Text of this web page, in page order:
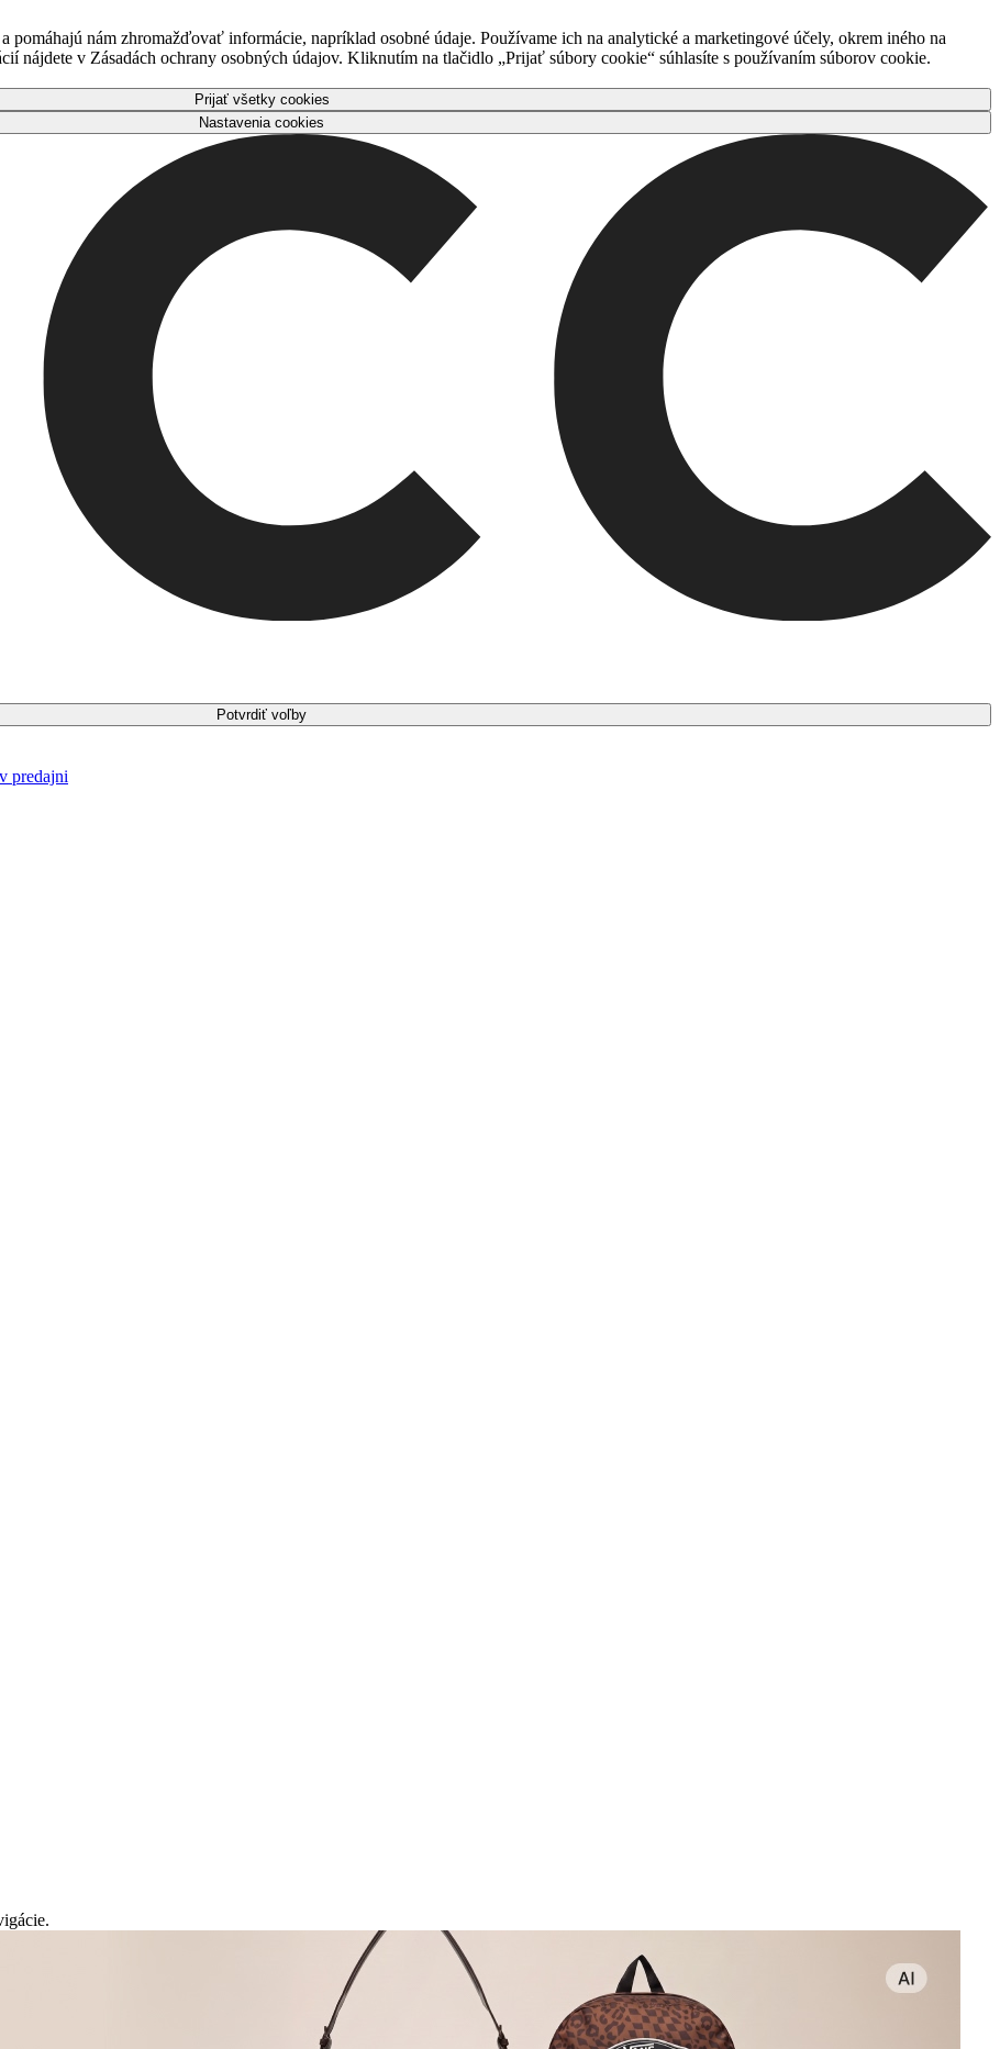
pomáhajú nám zhromažďovať informácie, napríklad osobné údaje. Používame ich na analytické a marketingové účely, okrem iného na
nájdete v Zásadách ochrany osobných údajov. Kliknutím na tlačidlo „Prijať súbory cookie“ súhlasíte s používaním súborov cookie.
Prijať všetky cookies
Nastavenia cookies
Potvrdiť voľby
predajni